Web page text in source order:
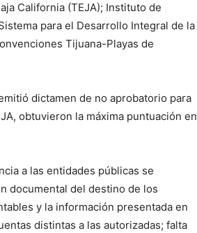
California (TEJA); Instituto de
para el Desarrollo Integral de la
Tijuana-Playas de
dictamen de no aprobatorio para
obtuvieron la máxima puntuación en
a las entidades públicas se
documental del destino de los
y la información presentada en
distintas a las autorizadas; falta